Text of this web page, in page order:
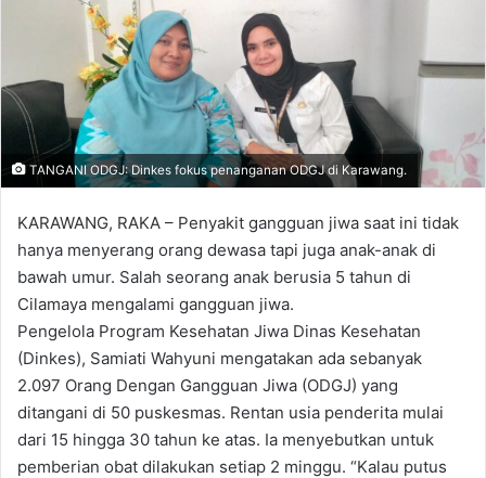
TANGANI ODGJ: Dinkes fokus penanganan ODGJ di Karawang.
KARAWANG, RAKA – Penyakit gangguan jiwa saat ini tidak
hanya menyerang orang dewasa tapi juga anak-anak di
bawah umur. Salah seorang anak berusia 5 tahun di
Cilamaya mengalami gangguan jiwa.
Pengelola Program Kesehatan Jiwa Dinas Kesehatan
(Dinkes), Samiati Wahyuni mengatakan ada sebanyak
2.097 Orang Dengan Gangguan Jiwa (ODGJ) yang
ditangani di 50 puskesmas. Rentan usia penderita mulai
dari 15 hingga 30 tahun ke atas. Ia menyebutkan untuk
pemberian obat dilakukan setiap 2 minggu. “Kalau putus